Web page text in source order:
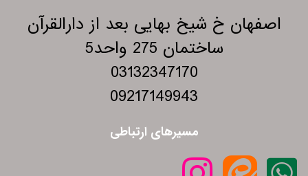
اصفهان خ شیخ بهایی بعد از دارالقرآن
ساختمان 275 واحد5
03132347170
09217149943
مسیرهای ارتباطی